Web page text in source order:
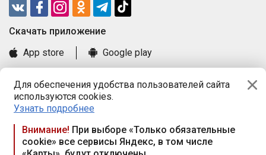
Для обеспечения удобства пользователей сайта
используются cookies.
Узнать подробнее
Внимание! При выборе «Только обязательные
cookie» все сервисы Яндекс, в том числе
Cкачать приложение
App store
Google play
Книга замечаний и предложений
Правила и документы
Praca.by © 2000—2026, ООО «ПРАЦА БАЙ»
Республика Беларусь, 220114, г. Минск, пр-т Независимости
117а, пом. № 9.